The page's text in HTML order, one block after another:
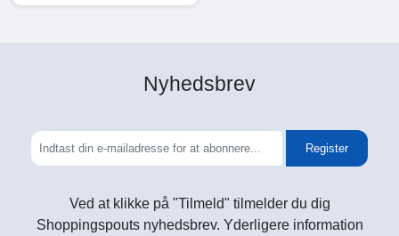
Nyhedsbrev
Register
Ved at klikke på "Tilmeld" tilmelder du dig
Shoppingspouts nyhedsbrev. Yderligere information